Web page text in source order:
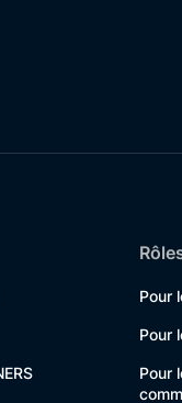
Pour
Pour
Pour